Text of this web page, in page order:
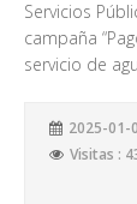
Servicios
campaña
servicio de
2025-01-
Visitas :